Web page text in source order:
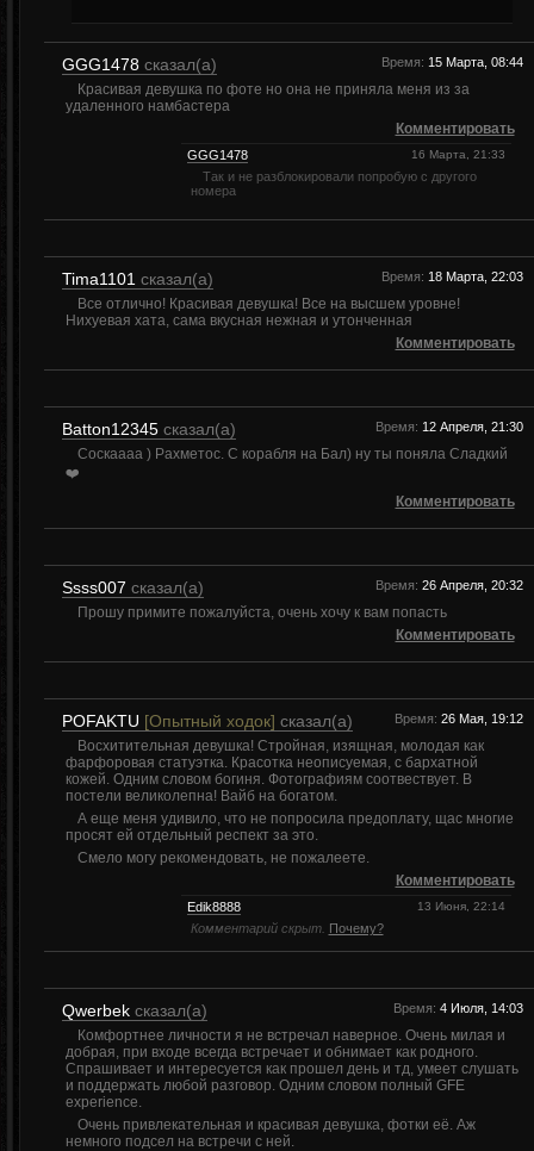
GGG1478 сказал(а) Время: 15 Марта, 08:44
Красивая девушка по фоте но она не приняла меня из за
удаленного намбастера
Комментировать
GGG1478 16 Марта, 21:33
Так и не разблокировали попробую с другого
номера
Tima1101 сказал(а) Время: 18 Марта, 22:03
Все отлично! Красивая девушка! Все на высшем уровне!
Нихуевая хата, сама вкусная нежная и утонченная
Комментировать
Batton12345 сказал(а) Время: 12 Апреля, 21:30
Соскаааа ) Рахметос. С корабля на Бал) ну ты поняла Сладкий
❤️
Комментировать
Ssss007 сказал(а) Время: 26 Апреля, 20:32
Прошу примите пожалуйста, очень хочу к вам попасть
Комментировать
POFAKTU [Опытный ходок] сказал(а) Время: 26 Мая, 19:12
Восхитительная девушка! Стройная, изящная, молодая как
фарфоровая статуэтка. Красотка неописуемая, с бархатной
кожей. Одним словом богиня. Фотографиям соотвествует. В
постели великолепна! Вайб на богатом.
А еще меня удивило, что не попросила предоплату, щас многие
просят ей отдельный респект за это.
Смело могу рекомендовать, не пожалеете.
Комментировать
Edik8888 13 Июня, 22:14
Комментарий скрыт. Почему?
Qwerbek сказал(а) Время: 4 Июля, 14:03
Комфортнее личности я не встречал наверное. Очень милая и
добрая, при входе всегда встречает и обнимает как родного.
Спрашивает и интересуется как прошел день и тд, умеет слушать
и поддержать любой разговор. Одним словом полный GFE
experience.
Очень привлекательная и красивая девушка, фотки её. Аж
немного подсел на встречи с ней.